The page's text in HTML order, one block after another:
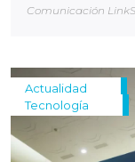
Comunicación
Actualidad
Tecnología